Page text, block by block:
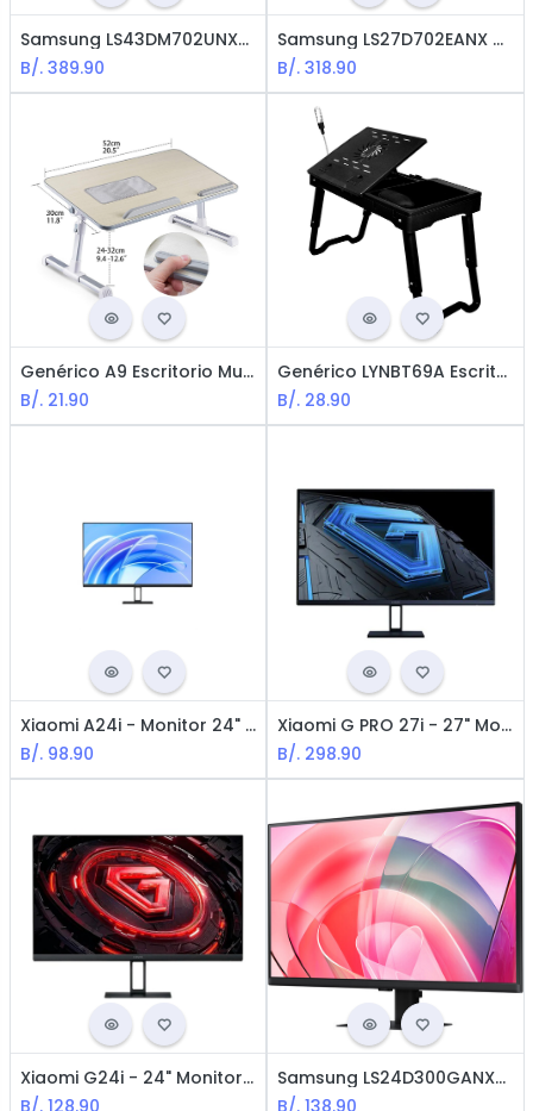
Samsung LS43DM702UNXX Monitor - 43" 4K 3840*2160 16:9 60Hz HDR10 - HDMI2.0, WiFi5, BT5.2
B/. 389.90
Samsung LS27D702EANX Monitor Viewfinity S70D - 27" 4K 3840*2160 16:9 60Hz HDR10 - HDMI
B/. 318.90
Genérico A9 Escritorio Multifuncional para Laptop/Gris
B/. 21.90
Genérico LYNBT69A Escritorio Multifuncional para Laptop/Negro
B/. 28.90
Xiaomi A24i - Monitor 24" IPS FHD HDR10+ 100Hz VESA HDMI
B/. 98.90
Xiaomi G PRO 27i - 27" Monitor Gaming FHD / Fast IPS LCD / 180Hz / RGB / FreeSync Premiun / 1ms GTG / HDR-1000
B/. 298.90
Xiaomi G24i - 24" Monitor Gaming FHD / Fast IPS LCD / 180Hz / 99% sRGB / FreeSync Premiun / 1ms GTG / 178° Wide viewing
Samsung LS24D300GANXZA Monitor - 24" FHD IPS 1920*1080 16:9 100Hz - HDMI1.4 + VGA